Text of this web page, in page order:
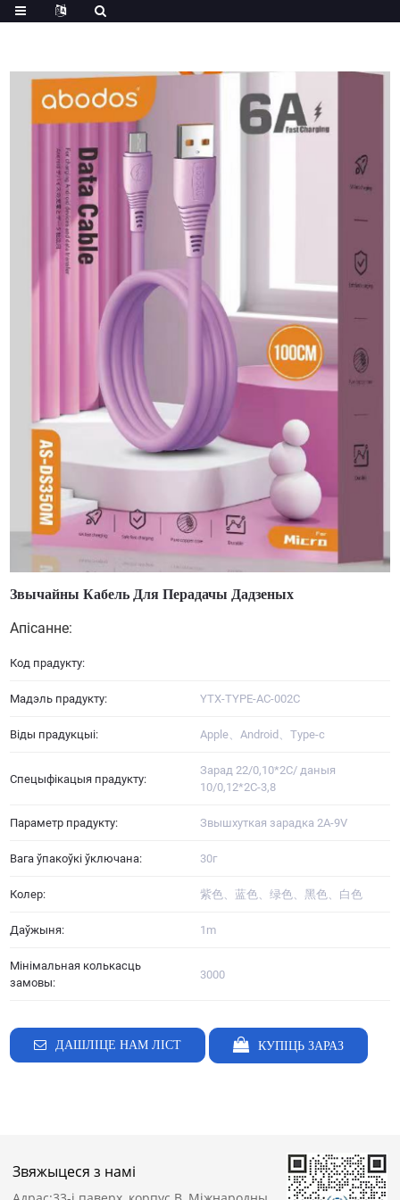
Звычайны Кабель Для Перадачы Дадзеных
Апісанне:
Код прадукту:
Мадэль прадукту: YTX-TYPE-AC-002C
Віды прадукцыі: Apple、Android、Type-c
Спецыфікацыя прадукту:
Зарад 22/0,10*2C/ даныя
10/0,12*2C-3,8
Параметр прадукту: Звышхуткая зарадка 2A-9V
Вага ўпакоўкі ўключана: 30г
Колер: 紫色、蓝色、绿色、黑色、白色
Даўжыня: 1m
Мінімальная колькасць
замовы:
3000
ДАШЛІЦЕ НАМ ЛІСТ КУПІЦЬ ЗАРАЗ
Звяжыцеся з намі